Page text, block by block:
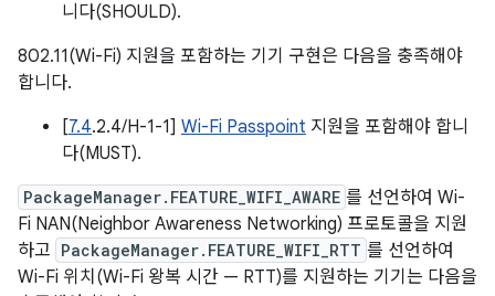
니다(SHOULD).
802.11(Wi-Fi) 지원을 포함하는 기기 구현은 다음을 충족해야
합니다.
[7.4.2.4/H-1-1] Wi-Fi Passpoint 지원을 포함해야 합니
다(MUST).
PackageManager.FEATURE_WIFI_AWARE 를 선언하여 Wi-
Fi NAN(Neighbor Awareness Networking) 프로토콜을 지원
하고 PackageManager.FEATURE_WIFI_RTT 를 선언하여
Wi-Fi 위치(Wi-Fi 왕복 시간 — RTT)를 지원하는 기기는 다음을